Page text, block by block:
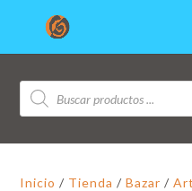
Búsqueda
de
productos
Inicio / Tienda /Bazar /